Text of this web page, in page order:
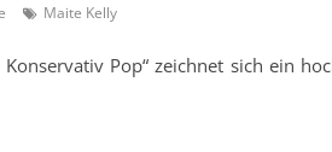
Maite Kelly
Pop“ zeichnet sich ein